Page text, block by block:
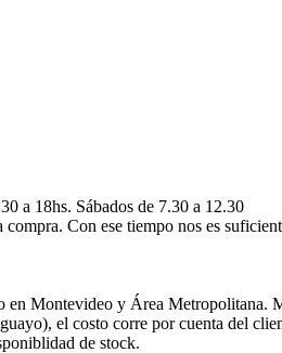
a 18hs. Sábados de 7.30 a 12.30
Con ese tiempo nos es
en Montevideo y Área Metropolitana.
el costo corre por cuenta del
de stock.